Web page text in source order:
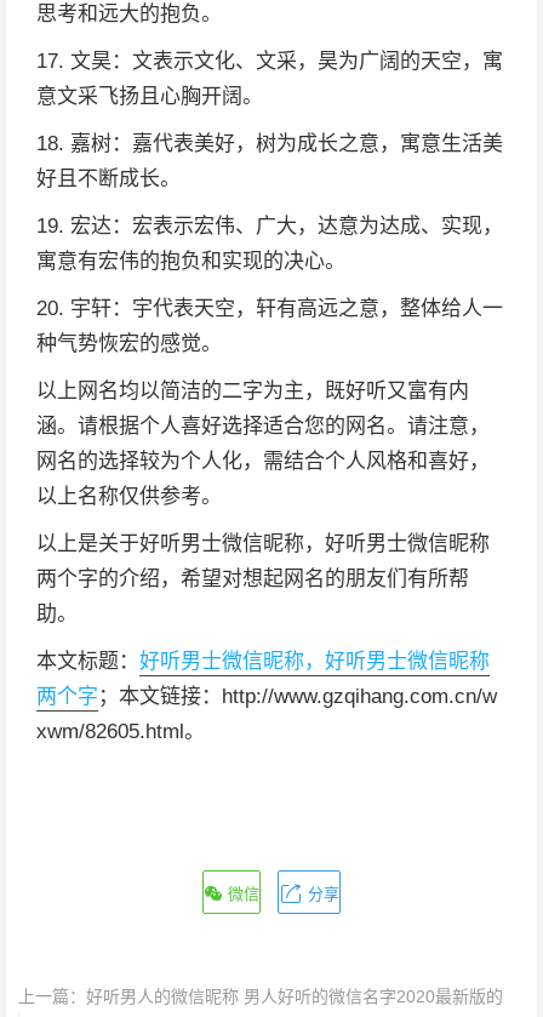
思考和远大的抱负。
17. 文昊：文表示文化、文采，昊为广阔的天空，寓
意文采飞扬且心胸开阔。
18. 嘉树：嘉代表美好，树为成长之意，寓意生活美
好且不断成长。
19. 宏达：宏表示宏伟、广大，达意为达成、实现，
寓意有宏伟的抱负和实现的决心。
20. 宇轩：宇代表天空，轩有高远之意，整体给人一
种气势恢宏的感觉。
以上网名均以简洁的二字为主，既好听又富有内
涵。请根据个人喜好选择适合您的网名。请注意，
网名的选择较为个人化，需结合个人风格和喜好，
以上名称仅供参考。
以上是关于好听男士微信昵称，好听男士微信昵称
两个字的介绍，希望对想起网名的朋友们有所帮
助。
本文标题： 好听男士微信昵称，好听男士微信昵称
两个字 ；本文链接：http://www.gzqihang.com.cn/w
xwm/82605.html。
微信 分享
上一篇： 好听男人的微信昵称 男人好听的微信名字2020最新版的